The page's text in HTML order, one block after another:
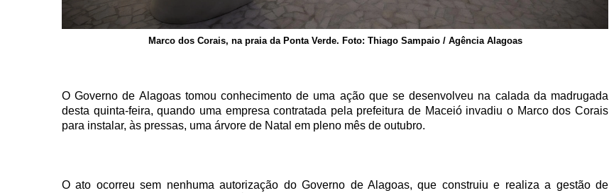
Marco dos Corais, na praia da Ponta Verde. Foto: Thiago Sampaio / Agência Alagoas
O Governo de Alagoas tomou conhecimento de uma ação que se desenvolveu na calada da madrugada
desta quinta-feira, quando uma empresa contratada pela prefeitura de Maceió invadiu o Marco dos Corais
para instalar, às pressas, uma árvore de Natal em pleno mês de outubro.
O ato ocorreu sem nenhuma autorização do Governo de Alagoas, que construiu e realiza a gestão de